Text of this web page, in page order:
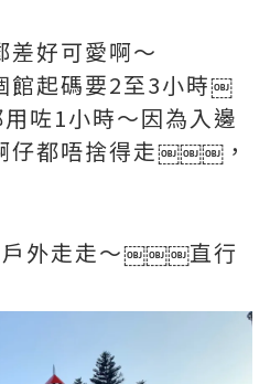
差好可愛啊～
館起碼要2至3小時￼
咗1小時～因為入邊
仔都唔捨得走￼￼￼，
外走走～￼￼￼直行